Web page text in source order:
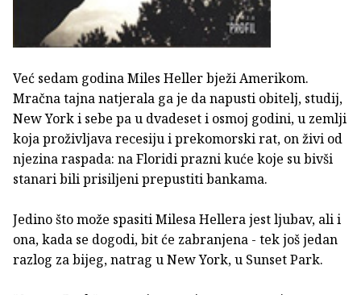
Već sedam godina Miles Heller bježi Amerikom.
Mračna tajna natjerala ga je da napusti obitelj, studij,
New York i sebe pa u dvadeset i osmoj godini, u zemlji
koja proživljava recesiju i prekomorski rat, on živi od
njezina raspada: na Floridi prazni kuće koje su bivši
stanari bili prisiljeni prepustiti bankama.
Jedino što može spasiti Milesa Hellera jest ljubav, ali i
ona, kada se dogodi, bit će zabranjena - tek još jedan
razlog za bijeg, natrag u New York, u Sunset Park.